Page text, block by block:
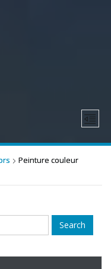
Peinture couleur
Search